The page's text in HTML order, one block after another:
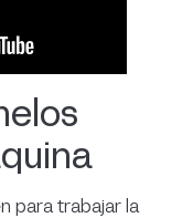
para trabajar la